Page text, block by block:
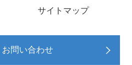
サイトマップ
お問い合わせ